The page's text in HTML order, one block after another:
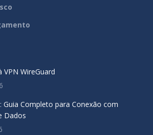
WireGuard
Guia Completo para Conexão com
Dados